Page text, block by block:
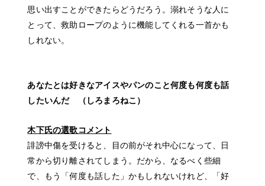
JP EN
思い出すことができたらどうだろう。溺れそうな人に
とって、救助ロープのように機能してくれる一首かも
しれない。
あなたとは好きなアイスやパンのこと何度も何度も話
したいんだ （しろまろねこ）
木下氏の選歌コメント
誹謗中傷を受けると、目の前がそれ中心になって、日
常から切り離されてしまう。だから、なるべく些細
で、もう「何度も話した」かもしれないけれど、「好